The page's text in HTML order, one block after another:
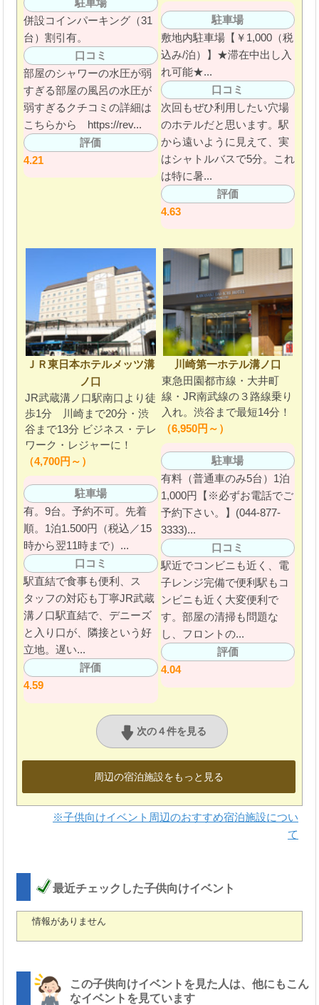
併設コインパーキング（31
台）割引有。
口コミ
部屋のシャワーの水圧が弱
すぎる部屋の風呂の水圧が
弱すぎるクチコミの詳細は
こちらから https://rev...
評価
4.21
駐車場
敷地内駐車場【￥1,000（税
込み/泊）】★滞在中出し入
れ可能★...
口コミ
次回もぜひ利用したい穴場
のホテルだと思います。駅
から遠いように見えて、実
はシャトルバスで5分。これ
は特に暑...
評価
4.63
ＪＲ東日本ホテルメッツ溝
ノ口
JR武蔵溝ノ口駅南口より徒
歩1分 川崎まで20分・渋
谷まで13分 ビジネス・テレ
ワーク・レジャーに！
（4,700円～）
駐車場
有。9台。予約不可。先着
順。1泊1.500円（税込／15
時から翌11時まで）...
口コミ
駅直結で食事も便利、ス
タッフの対応も丁寧JR武蔵
溝ノ口駅直結で、デニーズ
と入り口が、隣接という好
立地。遅い...
評価
4.59
川崎第一ホテル溝ノ口
東急田園都市線・大井町
線・JR南武線の３路線乗り
入れ。渋谷まで最短14分！
（6,950円～）
駐車場
有料（普通車のみ5台）1泊
1,000円【※必ずお電話でご
予約下さい。】(044-877-
3333)...
口コミ
駅近でコンビニも近く、電
子レンジ完備で便利駅もコ
ンビニも近く大変便利で
す。部屋の清掃も問題な
し、フロントの...
評価
4.04
次の４件を見る
周辺の宿泊施設をもっと見る
※子供向けイベント周辺のおすすめ宿泊施設につい
て
最近チェックした子供向けイベント
情報がありません
この子供向けイベントを見た人は、他にもこん
なイベントを見ています